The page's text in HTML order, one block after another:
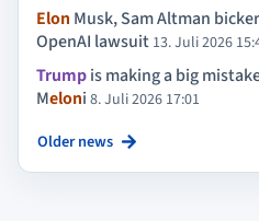
Elon Musk, Sam Altman
OpenAI lawsuit 13. Juli 2026
Trumpis making a big
Meloni 8. Juli 2026 17:01
Older news